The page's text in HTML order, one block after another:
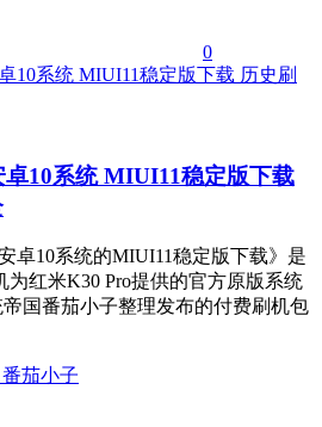
0
卓10系统 MIUI11稳定版下载
卓10系统的MIUI11稳定版下载》是
为红米K30 Pro提供的官方原版系统
国番茄小子整理发布的付费刷机包
番茄小子